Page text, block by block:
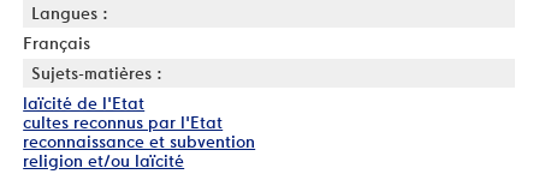
Langues :
Français
Sujets-matières :
laïcité de l'Etat
cultes reconnus par l'Etat
reconnaissance et subvention
religion et/ou laïcité